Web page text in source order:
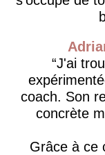
J'ai
coach. Son
concrète
Grâce à ce